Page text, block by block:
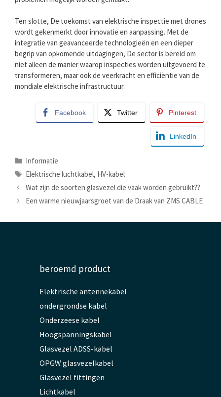
Ten slotte, De toekomst van elektrische inspectie met drones
wordt gekenmerkt door innovatie en aanpassing. Met de
integratie van geavanceerde technologieën en een dieper
begrip van opkomende uitdagingen, De sector is bereid om
niet alleen de manier waarop inspecties worden uitgevoerd te
transformeren, maar ook de veerkracht en efficiëntie van de
mondiale elektrische infrastructuur.
Facebook Twitter Pinterest
LinkedIn
Categorieën
Informatie
Tags
Elektrische luchtkabel, HV-kabel
Wat zijn de soorten glasvezel die vaak worden gebruikt??
Een warme nieuwjaarsgroet van de Draak van ZMS CABLE
beroemd product
Elektrische antennekabel
ondergrondse kabel
Onderzeese kabel
Hoogspanningskabel
Glasvezel ADSS-kabel
OPGW glasvezelkabel
Glasvezel fittingen
Lichtkabel